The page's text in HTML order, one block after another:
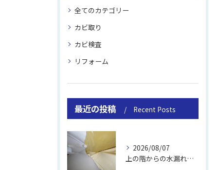
全てのカテゴリー
カビ取り
カビ検査
リフォーム
最近の投稿 Recent Posts
2026/08/07
上の階からの水漏れでカビ｜対処法と業者